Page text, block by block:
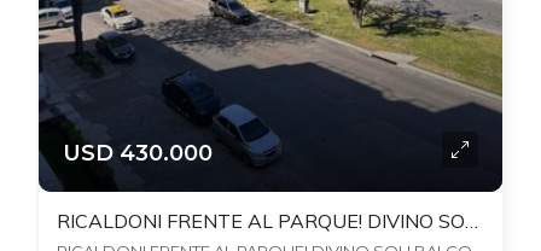
USD 430.000